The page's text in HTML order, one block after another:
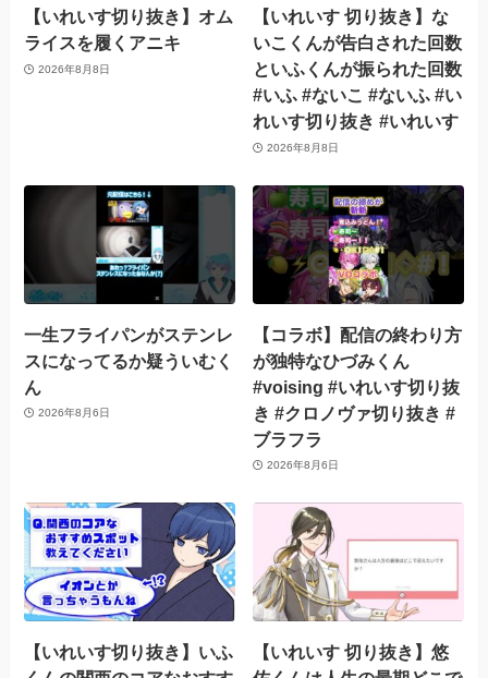
【いれいす切り抜き】オム
ライスを履くアニキ
2026年8月8日
【いれいす 切り抜き】な
いこくんが告白された回数
といふくんが振られた回数
#いふ #ないこ #ないふ #い
れいす切り抜き #いれいす
2026年8月8日
一生フライパンがステンレ
スになってるか疑ういむく
ん
2026年8月6日
【コラボ】配信の終わり方
が独特なひづみくん
#voising #いれいす切り抜
き #クロノヴァ切り抜き #
ブラフラ
2026年8月6日
【いれいす切り抜き】いふ
【いれいす 切り抜き】悠